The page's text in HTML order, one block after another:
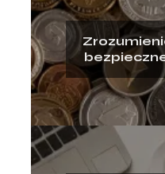
dla